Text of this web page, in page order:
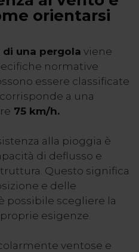
orientarsi
una pergola viene
normative
essere classificate
a una
75 km/h.
alla pioggia è
di deflusso e
Questo significa
e delle
possibile scegliere la
esigenze.
ventose e